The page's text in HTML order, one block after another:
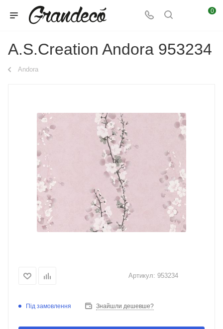
0
A.S.Creation Andora 953234
Andora
Артикул: 953234
Під замовлення Знайшли дешевше?